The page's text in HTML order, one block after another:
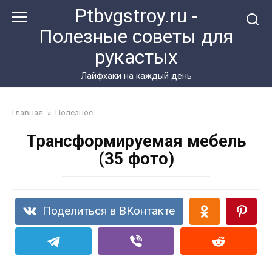
Ptbvgstroy.ru -
Полезные советы для
рукастых
Лайфхаки на каждый день
Главная » Полезное
Трансформируемая мебель
(35 фото)
Поделиться в ВКонтакте